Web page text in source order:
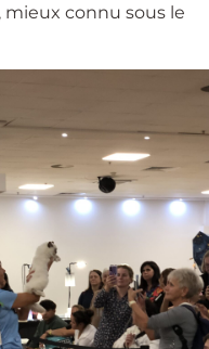
connu sous le